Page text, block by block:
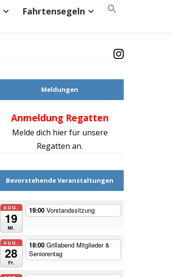
Fahrtensegeln
Meldungen
Anmeldung Regatten
Melde dich hier für unsere
Regatten an.
Bevorstehende Veranstaltungen
AUG.
19
Mi.
19:00 Vorstandssitzung
AUG.
28
Fr.
18:00 Grillabend Mitglieder &
Seniorentag